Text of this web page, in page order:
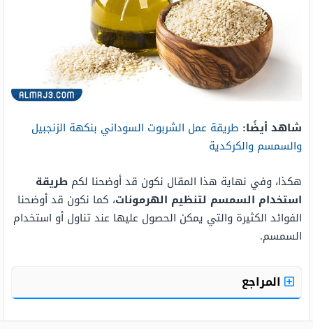
شاهد أيضًا: طريقة عمل الشربوت السوداني بنكهة الزنجبيل
والسمسم والكركدية
هكذا، وفي نهاية هذا المقال نكون قد أوضحنا لكم طريقة
استخدام السمسم لتنظيم الهرمونات، كما نكون قد أوضحنا
الفوائد الكثيرة والتي يمكن الحصول عليها عند تناول أو استخدام
السمسم.
المراجع